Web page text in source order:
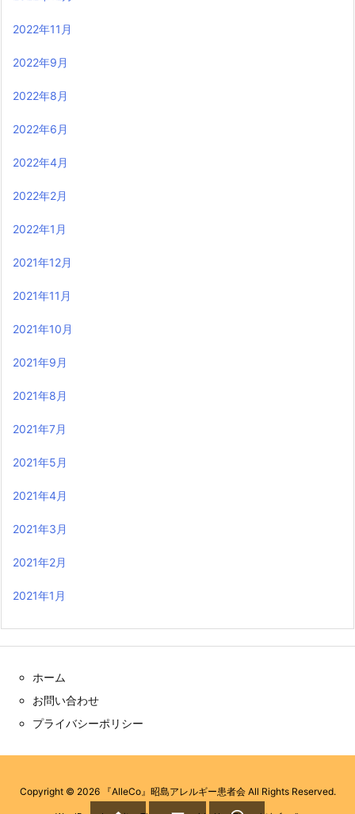
2022年11月
2022年9月
2022年8月
2022年6月
2022年4月
2022年2月
2022年1月
2021年12月
2021年11月
2021年10月
2021年9月
2021年8月
2021年7月
2021年5月
2021年4月
2021年3月
2021年2月
2021年1月
ホーム
お問い合わせ
プライバシーポリシー
Copyright © 2026 『AlleCo』昭島アレルギー患者会All Rights Reserved.